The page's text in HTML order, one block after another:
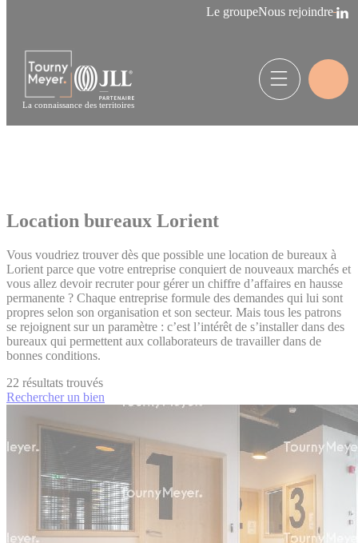
Le groupeNous rejoindre
La connaissance des territoires
Location bureaux Lorient
Vous voudriez trouver dès que possible une location de bureaux à
Lorient parce que votre entreprise conquiert de nouveaux marchés et
vous allez devoir recruter pour gérer un chiffre d’affaires en hausse
permanente ? Chaque entreprise formule des demandes qui lui sont
propres selon son organisation et son secteur. Mais tous les patrons
se rejoignent sur un paramètre : c’est l’intérêt de s’installer dans des
bureaux qui permettent aux collaborateurs de travailler dans de
bonnes conditions.
22 résultats trouvés
Rechercher un bien